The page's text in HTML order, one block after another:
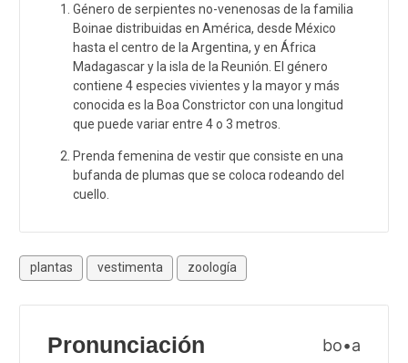
Género de serpientes no-venenosas de la familia
Boinae distribuidas en América, desde México
hasta el centro de la Argentina, y en África
Madagascar y la isla de la Reunión. El género
contiene 4 especies vivientes y la mayor y más
conocida es la Boa Constrictor con una longitud
que puede variar entre 4 o 3 metros.
Prenda femenina de vestir que consiste en una
bufanda de plumas que se coloca rodeando del
cuello.
plantas vestimenta zoología
Pronunciación bo•a